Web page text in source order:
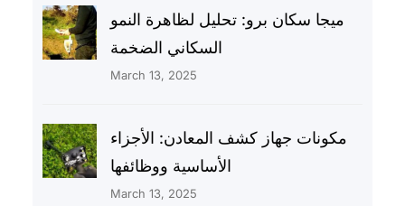
ميجا سكان برو: تحليل لظاهرة النمو
السكاني الضخمة
March 13, 2025
مكونات جهاز كشف المعادن: الأجزاء
الأساسية ووظائفها
March 13, 2025